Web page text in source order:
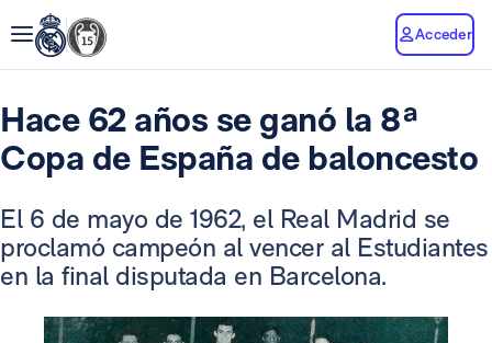
Acceder
Hace 62 años se ganó la 8ª
Copa de España de baloncesto
El 6 de mayo de 1962, el Real Madrid se
proclamó campeón al vencer al Estudiantes
en la final disputada en Barcelona.